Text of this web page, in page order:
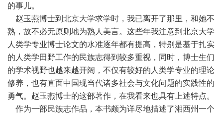
的事儿。
赵玉燕博士到北京大学求学时，我已离开了那里，和她不
熟，故不必无原则地为熟人美言。这些年我注意到北京大学
人类学专业博士论文的水准逐年都有提高，特别是基于扎实
的人类学田野工作的民族志得到较多重视，同时，博士生们
的学术视野也越来越开阔，不仅有较好的人类学专业的理论
修养，也有直面中国现当代诸多社会与文化问题的实践性的
勇气。赵玉燕博士的这部著作，在我看来也具有上述特点。
作为一部民族志作品，本书颇为详尽地描述了湘西州一个